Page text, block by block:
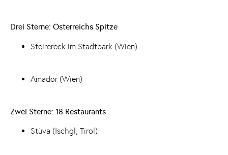
Drei Sterne: Österreichs Spitze
Steirereck im Stadtpark (Wien)
Amador (Wien)
Zwei Sterne: 18 Restaurants
Stüva (Ischgl, Tirol)